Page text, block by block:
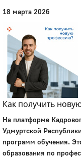
18 марта 2026
Как получить
На платформе
Удмуртской
программ обучения.
образования по